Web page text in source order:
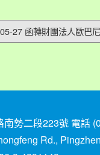
05-27 函轉財團法人歐巴
勢二段223號 電話
Rd.,